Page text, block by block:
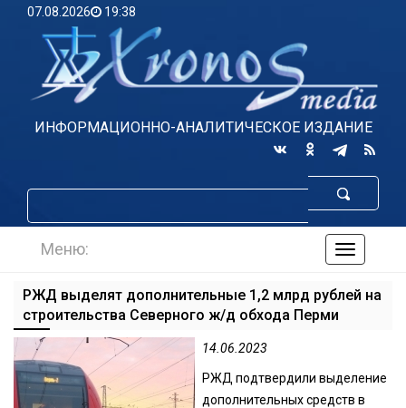
07.08.2026 19:38
ИНФОРМАЦИОННО-АНАЛИТИЧЕСКОЕ ИЗДАНИЕ
по
сайту
Меню:
РЖД выделят дополнительные 1,2 млрд рублей на
строительства Северного ж/д обхода Перми
14.06.2023
РЖД подтвердили выделение
дополнительных средств в